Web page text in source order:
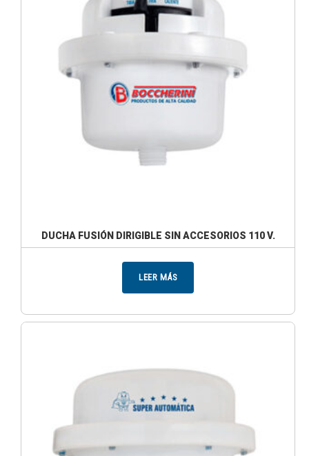
DUCHA FUSIÓN DIRIGIBLE SIN ACCESORIOS 110 V.
LEER MÁS